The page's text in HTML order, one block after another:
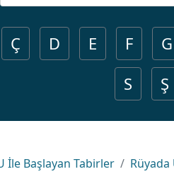
Ç D E F G
S
Ş
İle Başlayan Tabirler